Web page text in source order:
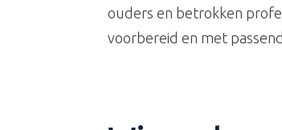
ouders en betrokken
voorbereid en met